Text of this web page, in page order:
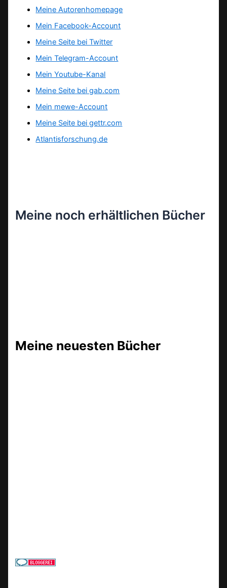
Meine Autorenhomepage
Mein Facebook-Account
Meine Seite bei Twitter
Mein Telegram-Account
Mein Youtube-Kanal
Meine Seite bei gab.com
Mein mewe-Account
Meine Seite bei gettr.com
Atlantisforschung.de
Meine noch erhältlichen Bücher
Meine neuesten Bücher